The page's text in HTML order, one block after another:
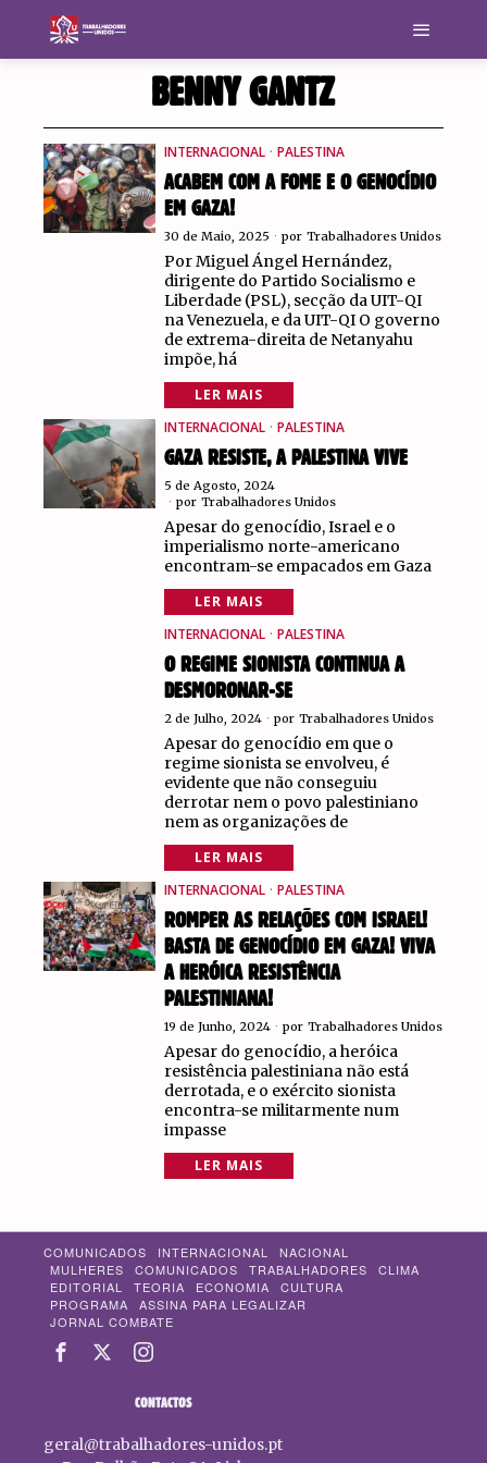
BENNY GANTZ
INTERNACIONAL · PALESTINA
ACABEM COM A FOME E O GENOCÍDIO
EM GAZA!
30 de Maio, 2025 por Trabalhadores Unidos
Por Miguel Ángel Hernández,
dirigente do Partido Socialismo e
Liberdade (PSL), secção da UIT-QI
na Venezuela, e da UIT-QI O governo
de extrema-direita de Netanyahu
impõe, há
LER MAIS
INTERNACIONAL · PALESTINA
GAZA RESISTE, A PALESTINA VIVE
5 de Agosto, 2024
por Trabalhadores Unidos
Apesar do genocídio, Israel e o
imperialismo norte-americano
encontram-se empacados em Gaza
LER MAIS
INTERNACIONAL · PALESTINA
O REGIME SIONISTA CONTINUA A
DESMORONAR-SE
2 de Julho, 2024 por Trabalhadores Unidos
Apesar do genocídio em que o
regime sionista se envolveu, é
evidente que não conseguiu
derrotar nem o povo palestiniano
nem as organizações de
LER MAIS
INTERNACIONAL · PALESTINA
ROMPER AS RELAÇÕES COM ISRAEL!
BASTA DE GENOCÍDIO EM GAZA! VIVA
A HERÓICA RESISTÊNCIA
PALESTINIANA!
19 de Junho, 2024 por Trabalhadores Unidos
Apesar do genocídio, a heróica
resistência palestiniana não está
derrotada, e o exército sionista
encontra-se militarmente num
impasse
LER MAIS
COMUNICADOS INTERNACIONAL
NACIONAL
MULHERES
COMUNICADOS TRABALHADORES
CLIMA
EDITORIAL
TEORIA ECONOMIA
CULTURA
PROGRAMA
ASSINA PARA LEGALIZAR
JORNAL COMBATE
CONTACTOS
geral@trabalhadores-unidos.pt